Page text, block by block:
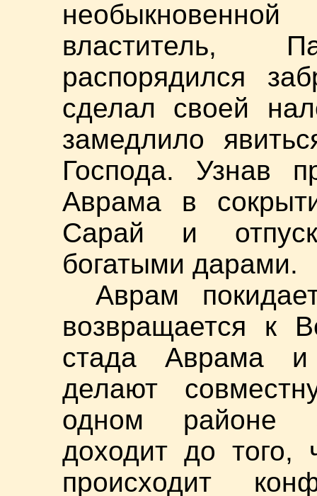
властитель,
распорядился
сделал своей
замедлило
Господа. Узнав
Аврама в
Сарай и
богатыми дарами.
Аврам
возвращается к
стада Аврама и
делают
одном районе
доходит до того,
происходит